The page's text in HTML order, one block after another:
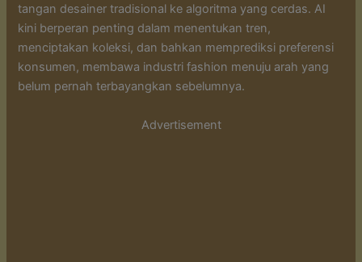
tangan desainer tradisional ke algoritma yang cerdas. AI
kini berperan penting dalam menentukan tren,
menciptakan koleksi, dan bahkan memprediksi preferensi
konsumen, membawa industri fashion menuju arah yang
belum pernah terbayangkan sebelumnya.
Advertisement